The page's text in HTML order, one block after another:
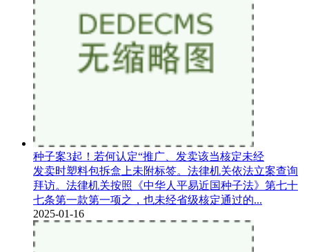
种子案3起！若何认定“推广、发卖该当核定未经
发卖时塑料包拆盒上未附标签。法律机关依法立案查询
拜访。法律机关按照《中华人平易近国种子法》第七十
七条第一款第一项之，也未经省级核定通过的...
2025-01-16